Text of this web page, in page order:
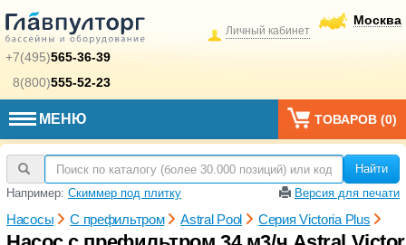
+7(495)565-36-39
8(800)555-52-23
Москва
Личный кабинет
МЕНЮ ТОВАРОВ (0)
Найти
Например: Скиммер под плитку Версия для печати
Насосы С префильтром Astral Pool Серия Victoria Plus